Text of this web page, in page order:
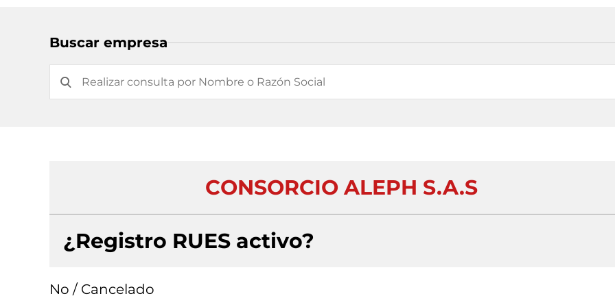
Buscar empresa
CONSORCIO ALEPH S.A.S
¿Registro RUES activo?
No / Cancelado